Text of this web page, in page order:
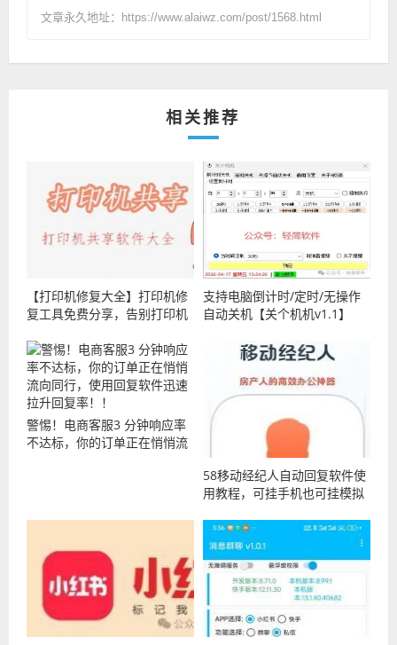
文章永久地址：https://www.alaiwz.com/post/1568.html
相关推荐
【打印机修复大全】打印机修
复工具免费分享，告别打印机
打印异常，还是共享故障，都
能轻松搞定
支持电脑倒计时/定时/无操作
自动关机【关个机机v1.1】
警惕！电商客服3 分钟响应率
不达标，你的订单正在悄悄流
58移动经纪人自动回复软件使
用教程，可挂手机也可挂模拟